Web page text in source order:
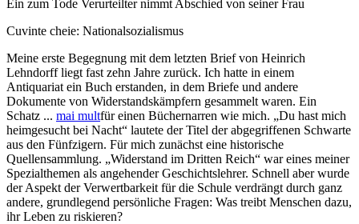
Ein zum Tode Verurteilter nimmt Abschied von seiner Frau
Cuvinte cheie: Nationalsozialismus
Meine erste Begegnung mit dem letzten Brief von Heinrich
Lehndorff liegt fast zehn Jahre zurück. Ich hatte in einem
Antiquariat ein Buch erstanden, in dem Briefe und andere
Dokumente von Widerstandskämpfern gesammelt waren. Ein
Schatz ... mai multfür einen Büchernarren wie mich. „Du hast mich
heimgesucht bei Nacht“ lautete der Titel der abgegriffenen Schwarte
aus den Fünfzigern. Für mich zunächst eine historische
Quellensammlung. „Widerstand im Dritten Reich“ war eines meiner
Spezialthemen als angehender Geschichtslehrer. Schnell aber wurde
der Aspekt der Verwertbarkeit für die Schule verdrängt durch ganz
andere, grundlegend persönliche Fragen: Was treibt Menschen dazu,
ihr Leben zu riskieren?